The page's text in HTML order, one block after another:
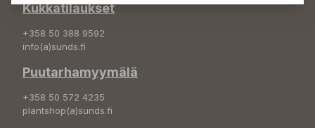
Kukkatilaukset
+358 50 388 9592
info(a)sunds.fi
Puutarhamyymälä
+358 50 572 4235
plantshop(a)sunds.fi